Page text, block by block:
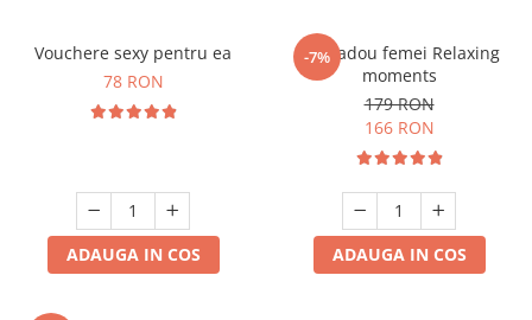
Vouchere sexy pentru ea
78 RON
ADAUGA IN COS
-7%
Set cadou femei Relaxing
moments
179 RON
166 RON
ADAUGA IN COS